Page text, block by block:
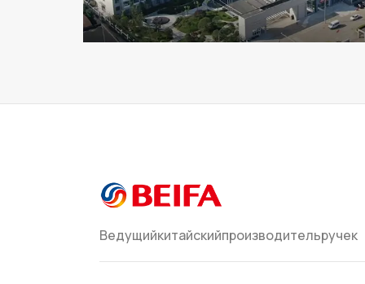
Ведущийкитайскийпроизводительручек